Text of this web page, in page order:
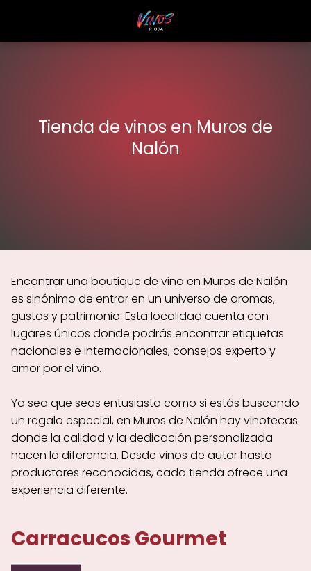
Tienda de vinos en Muros de
Nalón
Encontrar una boutique de vino en Muros de Nalón
es sinónimo de entrar en un universo de aromas,
gustos y patrimonio. Esta localidad cuenta con
lugares únicos donde podrás encontrar etiquetas
nacionales e internacionales, consejos experto y
amor por el vino.
Ya sea que seas entusiasta como si estás buscando
un regalo especial, en Muros de Nalón hay vinotecas
donde la calidad y la dedicación personalizada
hacen la diferencia. Desde vinos de autor hasta
productores reconocidas, cada tienda ofrece una
experiencia diferente.
Carracucos Gourmet